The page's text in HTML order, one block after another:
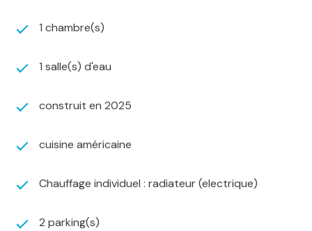
1 chambre(s)
1 salle(s) d'eau
construit en 2025
cuisine américaine
Chauffage individuel : radiateur (electrique)
2 parking(s)